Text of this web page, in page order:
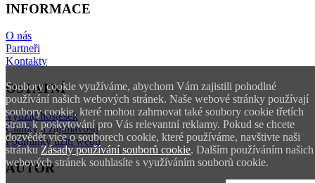
Soubory cookie využíváme, abychom Vám zajistili pohodlné
používání našich webových stránek. Naše webové stránky používají
soubory cookie, které mohou zahrnovat také soubory cookie třetích
stran, k poskytování pro Vás relevantní reklamy. Pokud se chcete
dozvědět více o souborech cookie, které používáme, navštivte naši
stránkuZásady používání souborů cookie. Dalším používáním našich
webových stránek souhlasíte s využíváním souborů cookie.
INFORMACE
O nás
Partneři
Kontakty
OSTATNÍ
Využití hostesek
Články a zajímavosti
Podmínky užití webu
AUTOR